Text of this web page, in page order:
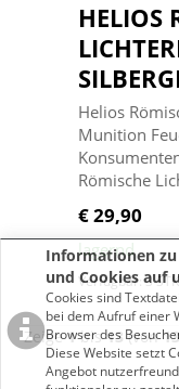
Informationen
und Cookies auf
Cookies sind
bei dem Aufruf einer
Browser des
Diese Website setzt
Angebot
HELIOS
Helios
Munition
Römische
€ 29,90
lagernd
Verfügbar: 3 STK
Zeige1bis13(von